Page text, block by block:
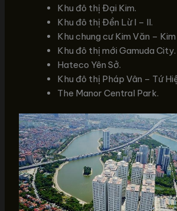
Khu đô thị Đại Kim.
Khu đô thị Đền Lừ I – II.
Khu chung cư Kim Văn – Kim
Khu đô thị mới Gamuda City.
Hateco Yên Sở.
Khu đô thị Pháp Vân – Tứ
The Manor Central Park.